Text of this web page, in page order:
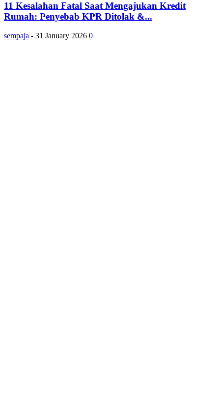
11 Kesalahan Fatal Saat Mengajukan Kredit
Rumah: Penyebab KPR Ditolak &...
sempaja - 31 January 2026 0